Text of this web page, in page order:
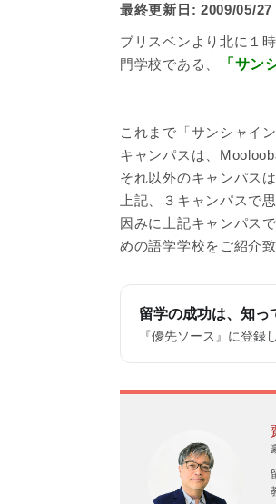
最終更新日: 2009/05/
ブリスベンより北に１
門学校である、
「サン
これまで「サンシャイ
キャンパスは、
それ以外のキャンパス
上記、３キャンパスで
因みに上記キャンパス
めの語学学校をご紹介
留学の成功は、知っ
『優先ソース』に登録